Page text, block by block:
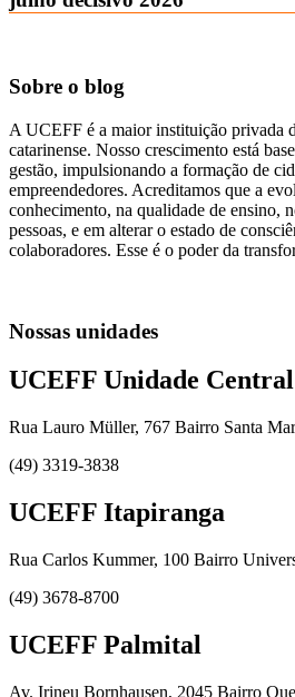
Sobre o blog
A UCEFF é a maior instituição privada
catarinense. Nosso crescimento está
gestão, impulsionando a formação de
empreendedores. Acreditamos que a
conhecimento, na qualidade de ensino,
pessoas, e em alterar o estado de
colaboradores. Esse é o poder da
Nossas unidades
UCEFF Unidade Central
Rua Lauro Müller, 767 Bairro Santa
(49) 3319-3838
UCEFF Itapiranga
Rua Carlos Kummer, 100 Bairro
(49) 3678-8700
UCEFF Palmital
Av. Irineu Bornhausen, 2045 Bairro